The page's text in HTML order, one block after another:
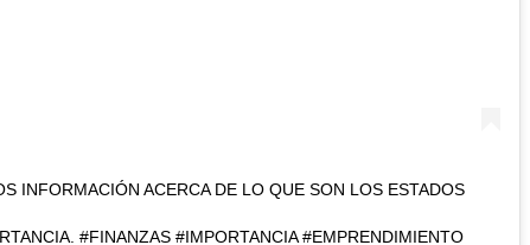
INFORMACIÓN ACERCA DE LO QUE SON LOS ESTADOS
#FINANZAS #IMPORTANCIA #EMPRENDIMIENTO